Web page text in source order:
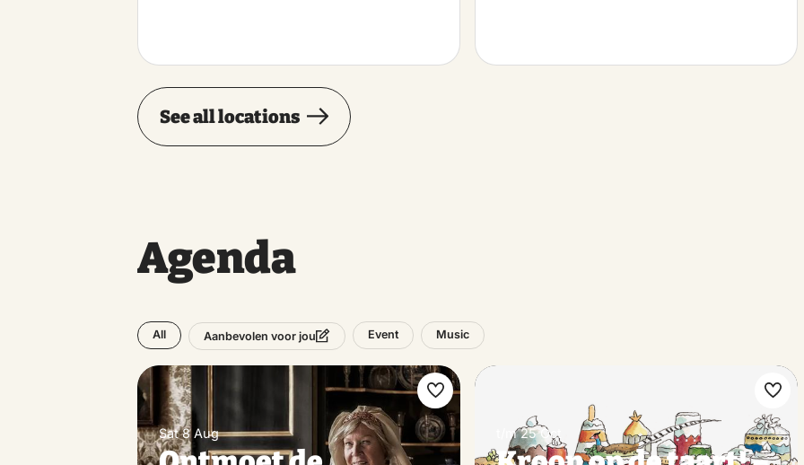
See all locations
Agenda
All Aanbevolen voor jou Event Music
Sat 8 Aug
Make
favorite
t/m 25 Oct